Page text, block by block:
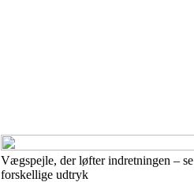
Vægspejle, der løfter indretningen – se
forskellige udtryk